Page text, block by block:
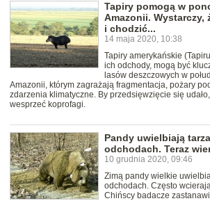
Tapiry pomogą w
Amazonii. Wystarczy,
i chodzić...
14 maja 2020, 10:38
Tapiry amerykańskie
ich odchody, mogą być
lasów deszczowych w
Amazonii, którym zagrażają fragmentacja, pożary
zdarzenia klimatyczne. By przedsięwzięcie się
wesprzeć koprofagi.
Pandy uwielbiają
odchodach. Teraz
10 grudnia 2020, 09:46
Zimą pandy wielkie
odchodach. Często
Chińscy badacze